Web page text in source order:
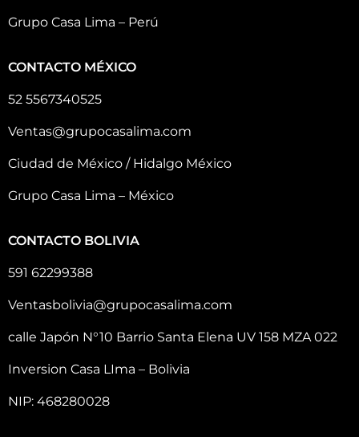
Grupo Casa Lima – Perú
CONTACTO MÉXICO
52 5567340525
Ventas@grupocasalima.com
Ciudad de México / Hidalgo México
Grupo Casa Lima – México
CONTACTO BOLIVIA
591 62299388
Ventasbolivia@grupocasalima.com
calle Japón N°10 Barrio Santa Elena UV 158 MZA 022
Inversion Casa LIma – Bolivia
NIP: 468280028